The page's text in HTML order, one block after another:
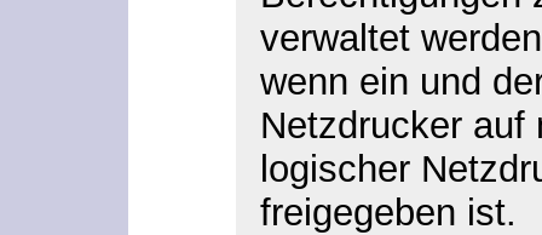
verwaltet
wenn ein und
Netzdrucker auf
logischer
freigegeben ist.